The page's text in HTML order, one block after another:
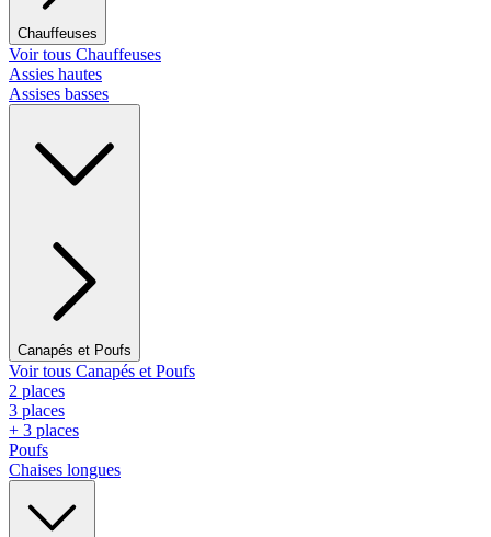
Chauffeuses
Voir tous Chauffeuses
Assies hautes
Assises basses
Canapés et Poufs
Voir tous Canapés et Poufs
2 places
3 places
+ 3 places
Poufs
Chaises longues